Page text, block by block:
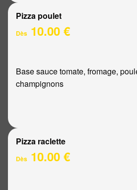
Pizza poulet
Dès 10.00 €
Base sauce tomate, fromage,
champignons
Pizza raclette
Dès 10.00 €